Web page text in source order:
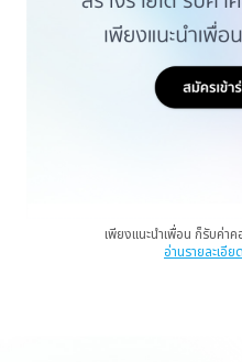
เพียงแนะนำเพื่อน ก็รับค่า
อ่านรายละเอี